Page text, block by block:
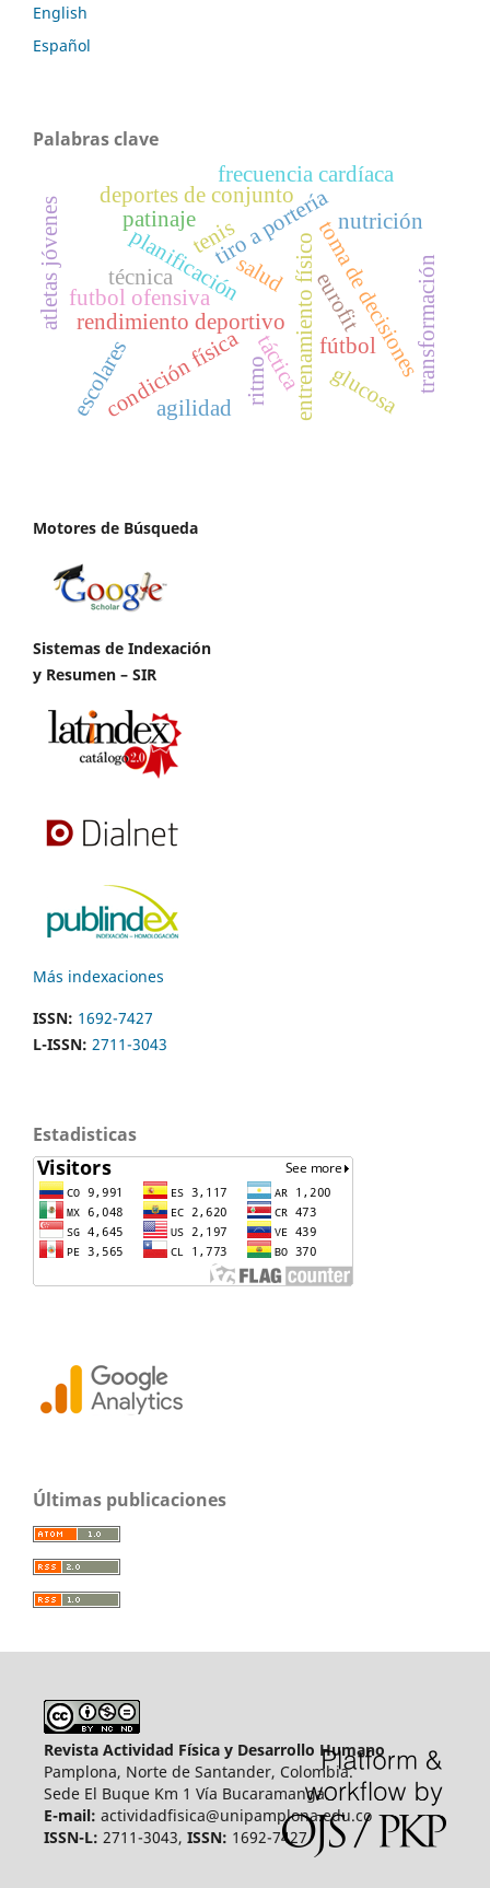
English
Español
Palabras clave
entrenamiento físico
rendimiento deportivo
planificacióntiro a portería
futbol ofensiva
patinaje
táctica toma de decisiones
fútbol
condición física
salud
escolares
eurofit
nutrición
deportes de conjunto
atletas jóvenes transformación
técnica
tenis
ritmo
frecuencia cardíaca
glucosa
agilidad
Motores de Búsqueda
Sistemas de Indexación
y Resumen – SIR
Más indexaciones
ISSN: 1692-7427
L-ISSN: 2711-3043
Estadisticas
Últimas publicaciones
Revista Actividad Física y Desarrollo Humano
Pamplona, Norte de Santander, Colombia.
Sede El Buque Km 1 Vía Bucaramanga.
E-mail: actividadfisica@unipamplona.edu.co
ISSN-L: 2711-3043, ISSN: 1692-7427.